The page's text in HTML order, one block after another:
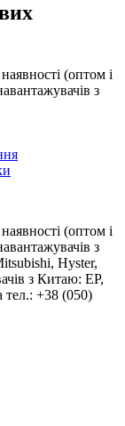
(оптом і
з
(оптом і
з
Hyster,
з Китаю: EP,
тел.: +38 (050)